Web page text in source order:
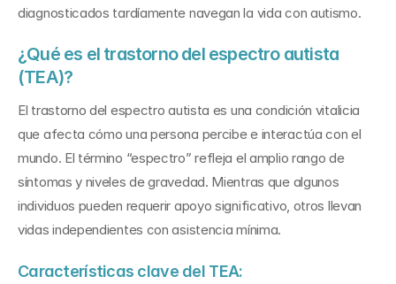
diagnosticados tardíamente navegan la vida con autismo.
¿Qué es el trastorno del espectro autista
(TEA)?
El trastorno del espectro autista es una condición vitalicia
que afecta cómo una persona percibe e interactúa con el
mundo. El término “espectro” refleja el amplio rango de
síntomas y niveles de gravedad. Mientras que algunos
individuos pueden requerir apoyo significativo, otros llevan
vidas independientes con asistencia mínima.
Características clave del TEA: